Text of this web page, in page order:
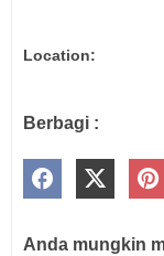
Location:
Berbagi :
Anda mungkin